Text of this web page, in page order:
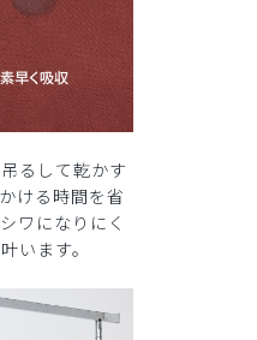
るして乾かす
ける時間を省
ワになりにく
います。